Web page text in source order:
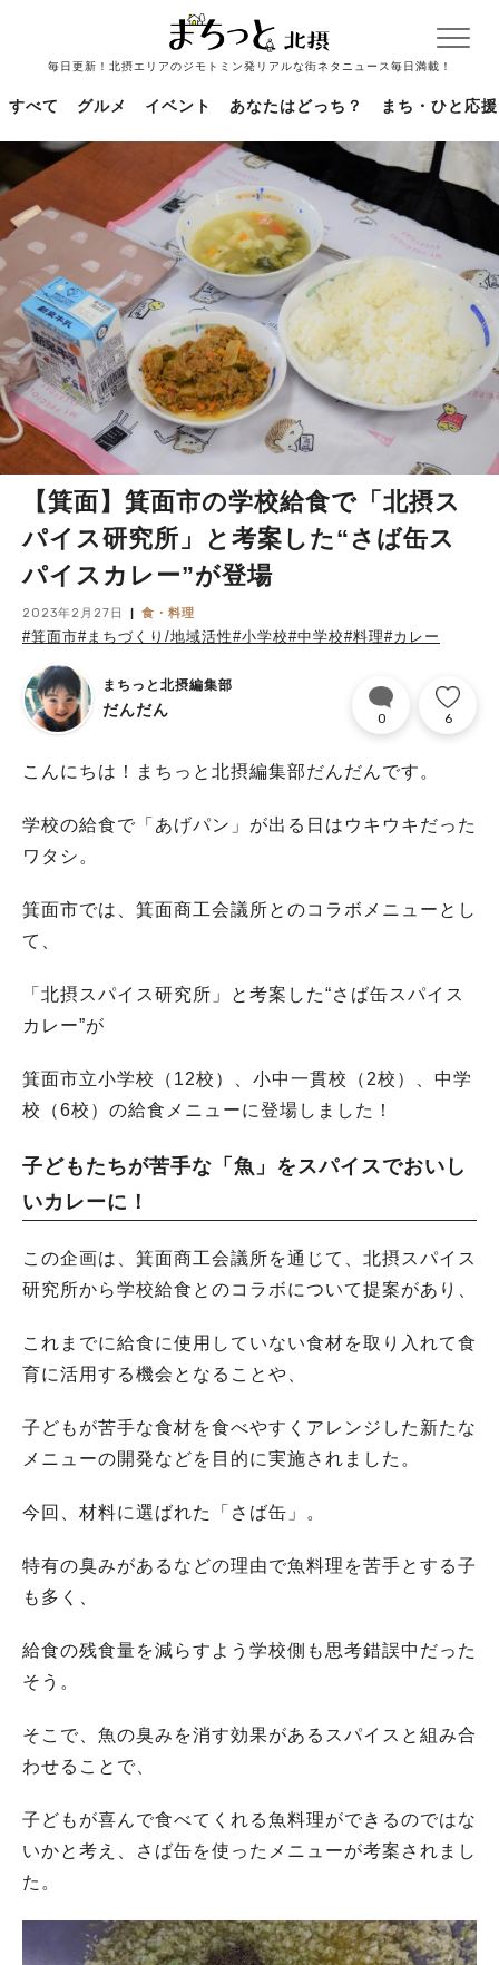
毎日更新！北摂エリアのジモトミン発リアルな街ネタニュース毎日満載！
すべて グルメ イベント あなたはどっち？ まち・ひと応援
【箕面】箕面市の学校給食で「北摂ス
パイス研究所」と考案した“さば缶ス
パイスカレー”が登場
2023年2月27日 食・料理
#箕面市#まちづくり/地域活性#小学校#中学校#料理#カレー
まちっと北摂編集部
だんだん 0 6
こんにちは！まちっと北摂編集部だんだんです。
学校の給食で「あげパン」が出る日はウキウキだった
ワタシ。
箕面市では、箕面商工会議所とのコラボメニューとし
て、
「北摂スパイス研究所」と考案した“さば缶スパイス
カレー”が
箕面市立小学校（12校）、小中一貫校（2校）、中学
校（6校）の給食メニューに登場しました！
子どもたちが苦手な「魚」をスパイスでおいし
いカレーに！
この企画は、箕面商工会議所を通じて、北摂スパイス
研究所から学校給食とのコラボについて提案があり、
これまでに給食に使用していない食材を取り入れて食
育に活用する機会となることや、
子どもが苦手な食材を食べやすくアレンジした新たな
メニューの開発などを目的に実施されました。
今回、材料に選ばれた「さば缶」。
特有の臭みがあるなどの理由で魚料理を苦手とする子
も多く、
給食の残食量を減らすよう学校側も思考錯誤中だった
そう。
そこで、魚の臭みを消す効果があるスパイスと組み合
わせることで、
子どもが喜んで食べてくれる魚料理ができるのではな
いかと考え、さば缶を使ったメニューが考案されまし
た。